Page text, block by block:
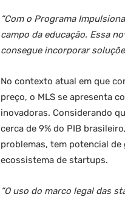
“Com o Programa
campo da educação. Essa
consegue incorporar
No contexto atual em que
preço, o MLS se apresenta
inovadoras. Considerando
cerca de 9% do PIB
problemas, tem potencial
ecossistema de startups.
“O uso do marco legal das